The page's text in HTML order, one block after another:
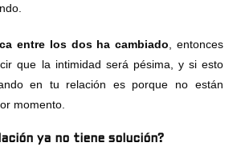
entre los dos ha cambiado , entonces
que la intimidad será pésima, y si esto
en tu relación es porque no están
momento.
ya no tiene solución?